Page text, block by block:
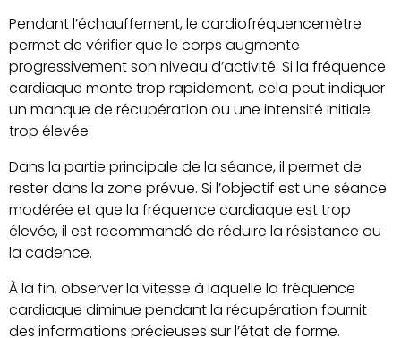
Pendant l’échauffement, le cardiofréquencemètre
permet de vérifier que le corps augmente
progressivement son niveau d’activité. Si la fréquence
cardiaque monte trop rapidement, cela peut indiquer
un manque de récupération ou une intensité initiale
trop élevée.
Dans la partie principale de la séance, il permet de
rester dans la zone prévue. Si l’objectif est une séance
modérée et que la fréquence cardiaque est trop
élevée, il est recommandé de réduire la résistance ou
la cadence.
À la fin, observer la vitesse à laquelle la fréquence
cardiaque diminue pendant la récupération fournit
des informations précieuses sur l’état de forme.